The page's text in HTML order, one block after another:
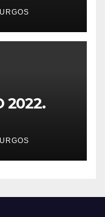
2022.